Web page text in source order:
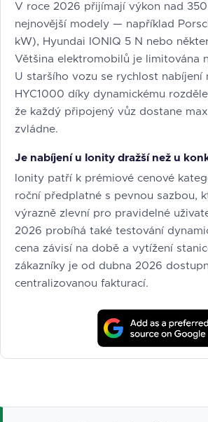
V roce 2026 přijímají výkon nad
nejnovější modely — například
kW), Hyundai IONIQ 5 N nebo
Většina elektromobilů je limitována
U staršího vozu se rychlost nabíjení
HYC1000 díky dynamickému
že každý připojený vůz dostane
zvládne.
Je nabíjení u Ionity dražší než u
Ionity patří k prémiové cenové
roční předplatné s pevnou sazbou,
výrazně zlevní pro pravidelné
2026 probíhá také testování
cena závisí na době a vytížení
zákazníky je od dubna 2026
centralizovanou fakturací.